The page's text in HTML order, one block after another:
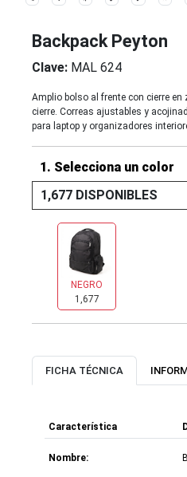
Backpack Peyton
Clave: MAL 624
Amplio bolso al frente con cierre
cierre. Correas ajustables y
para laptop y organizadores
1. Selecciona un color
1,677 DISPONIBLES
NEGRO
1,677
FICHA TÉCNICA
Característica
Nombre: